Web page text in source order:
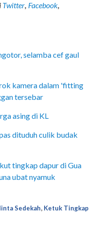
Twitter, Facebook,
selamba cef gaul
kamera dalam 'fitting
tersebar
asing di KL
dituduh culik budak
tingkap dapur di Gua
ubat nyamuk
Sedekah, Ketuk Tingkap